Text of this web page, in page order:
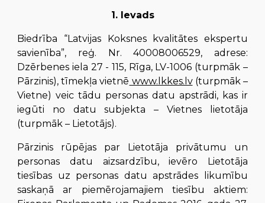
1. Ievads
Biedrība “Latvijas Koksnes kvalitātes ekspertu
savienība”, reģ. Nr. 40008006529, adrese:
Dzērbenes iela 27 - 115, Rīga, LV-1006 (turpmāk –
Pārzinis), tīmekļa vietnē www.lkkes.lv(turpmāk –
Vietne) veic tādu personas datu apstrādi, kas ir
iegūti no datu subjekta – Vietnes lietotāja
(turpmāk – Lietotājs).
Pārzinis rūpējas par Lietotāja privātumu un
personas datu aizsardzību, ievēro Lietotāja
tiesības uz personas datu apstrādes likumību
saskaņā ar piemērojamajiem tiesību aktiem: